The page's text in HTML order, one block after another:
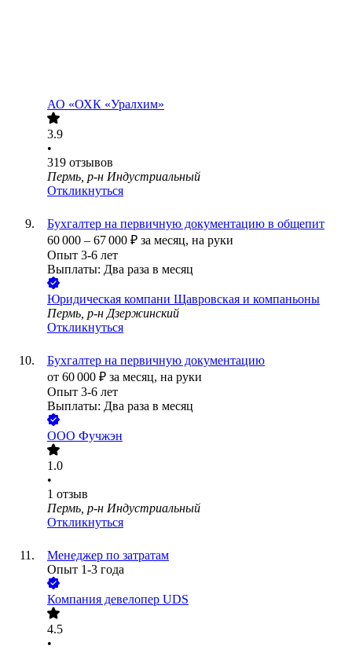
АО «ОХК «Уралхим»
3.9
•
319 отзывов
Пермь, р-н Индустриальный
Откликнуться
Бухгалтер на первичную документацию в общепит
60 000 – 67 000 ₽ за месяц, на руки
Опыт 3-6 лет
Выплаты: Два раза в месяц
Юридическая компани Щавровская и компаньоны
Пермь, р-н Дзержинский
Откликнуться
Бухгалтер на первичную документацию
от 60 000 ₽ за месяц, на руки
Опыт 3-6 лет
Выплаты: Два раза в месяц
ООО Фучжэн
1.0
•
1 отзыв
Пермь, р-н Индустриальный
Откликнуться
Менеджер по затратам
Опыт 1-3 года
Компания девелопер UDS
4.5
•